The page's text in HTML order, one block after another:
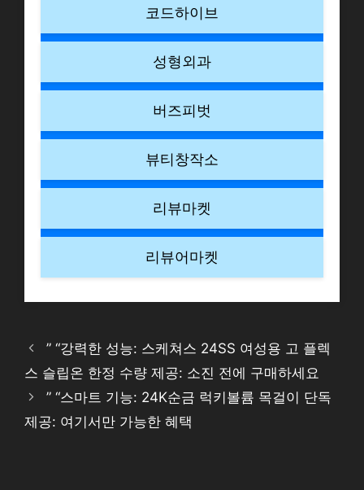
코드하이브
성형외과
버즈피벗
뷰티창작소
리뷰마켓
리뷰어마켓
” “강력한 성능: 스케쳐스 24SS 여성용 고 플렉
스 슬립온 한정 수량 제공: 소진 전에 구매하세요
” “스마트 기능: 24K순금 럭키볼륨 목걸이 단독
제공: 여기서만 가능한 혜택